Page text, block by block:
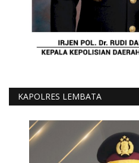
KAPOLRES LEMBATA